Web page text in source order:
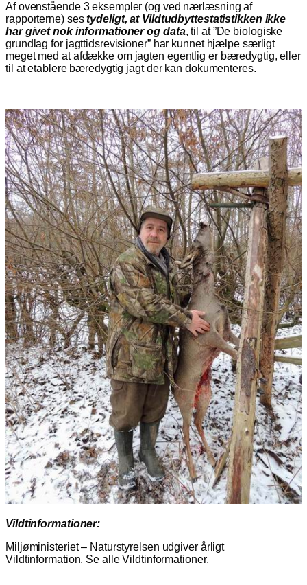
Af ovenstående 3 eksempler (og ved nærlæsning af
rapporterne) sestydeligt, at Vildtudbyttestatistikken ikke
har givet nok informationer og data, til at ”De biologiske
grundlag for jagttidsrevisioner” har kunnet hjælpe særligt
meget med at afdække om jagten egentlig er bæredygtig, eller
til at etablere bæredygtig jagt der kan dokumenteres.
Vildtinformationer:
Miljøministeriet – Naturstyrelsen udgiver årligt
Vildtinformation. Se alle Vildtinformationer.